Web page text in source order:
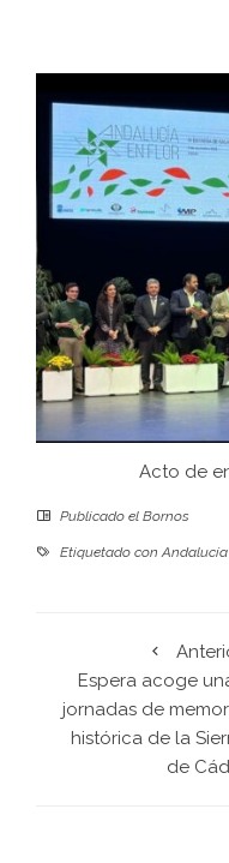
Acto de
Publicado el Bornos
Etiquetado con
Espera acoge
jornadas de
histórica de la
de